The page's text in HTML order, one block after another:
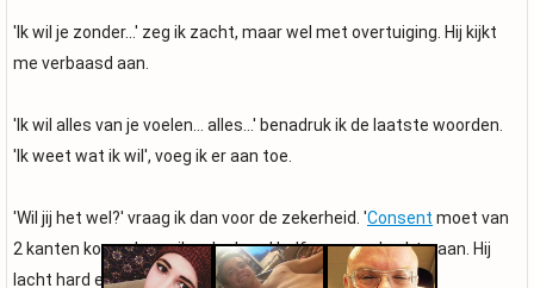
'Ik wil je zonder...' zeg ik zacht, maar wel met overtuiging. Hij kijkt
me verbaasd aan.
'Ik wil alles van je voelen... alles...' benadruk ik de laatste woorden.
'Ik weet wat ik wil', voeg ik er aan toe.
'Wil jij het wel?' vraag ik dan voor de zekerheid. 'Consent moet van
2 kanten komen', zeg ik er lachend half grappend achteraan. Hij
lacht hard en knikt.